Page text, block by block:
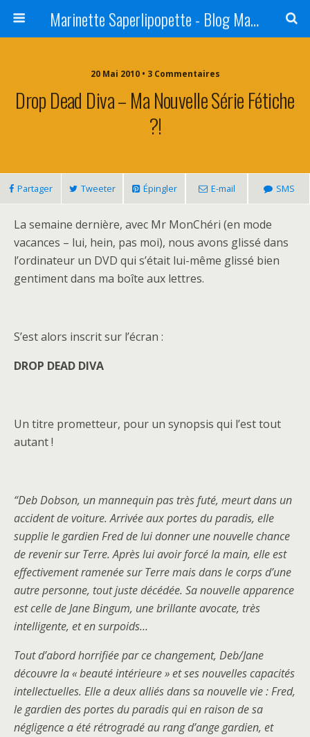
Marinette Saperlipopette - Blog Maman Angers Lifestyle - Ex Expat Montréal
20 Mai 2010 • 3 Commentaires
Drop Dead Diva – Ma Nouvelle Série Fétiche
?!
Partager Tweeter Épingler E-mail SMS
La semaine dernière, avec Mr MonChéri (en mode
vacances – lui, hein, pas moi), nous avons glissé dans
l’ordinateur un DVD qui s’était lui-même glissé bien
gentiment dans ma boîte aux lettres.
S’est alors inscrit sur l’écran :
DROP DEAD DIVA
Un titre prometteur, pour un synopsis qui l’est tout
autant !
“Deb Dobson, un mannequin pas très futé, meurt dans un
accident de voiture. Arrivée aux portes du paradis, elle
supplie le gardien Fred de lui donner une nouvelle chance
de revenir sur Terre. Après lui avoir forcé la main, elle est
effectivement ramenée sur Terre mais dans le corps d’une
autre personne, tout juste décédée. Sa nouvelle apparence
est celle de Jane Bingum, une brillante avocate, très
intelligente, et en surpoids…
Tout d’abord horrifiée par ce changement, Deb/Jane
découvre la « beauté intérieure » et ses nouvelles capacités
intellectuelles. Elle a deux alliés dans sa nouvelle vie : Fred,
le gardien des portes du paradis qui en raison de sa
négligence a été rétrogradé au rang d’ange gardien, et